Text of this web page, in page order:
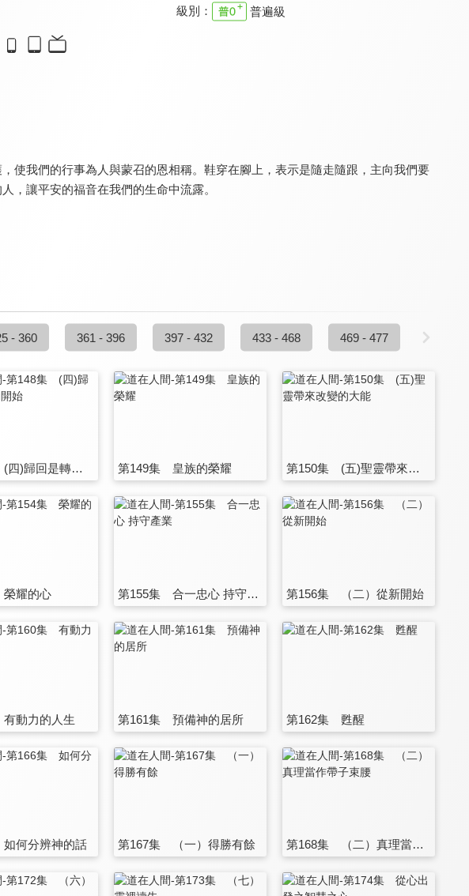
級別： 普遍級
使我們的行事為人與蒙召的恩相稱。鞋穿在腳上，表示是隨走隨跟，主向我們要
，讓平安的福音在我們的生命中流露。
- 360 361 - 396 397 - 432 433 - 468 469 - 477
第148集 (四)歸回是轉機的開始 第149集 皇族的榮耀 第150集 (五)聖靈帶來改變的大能
耀的心 第155集 合一忠心 持守產業 第156集 （二）從新開始
動力的人生 第161集 預備神的居所 第162集 甦醒
何分辨神的話 第167集 （一）得勝有餘 第168集 （二）真理當作帶子束腰